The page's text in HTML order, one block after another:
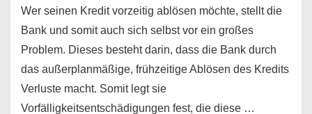
Wer seinen Kredit vorzeitig ablösen möchte, stellt die
Bank und somit auch sich selbst vor ein großes
Problem. Dieses besteht darin, dass die Bank durch
das außerplanmäßige, frühzeitige Ablösen des Kredits
Verluste macht. Somit legt sie
Vorfälligkeitsentschädigungen fest, die diese …